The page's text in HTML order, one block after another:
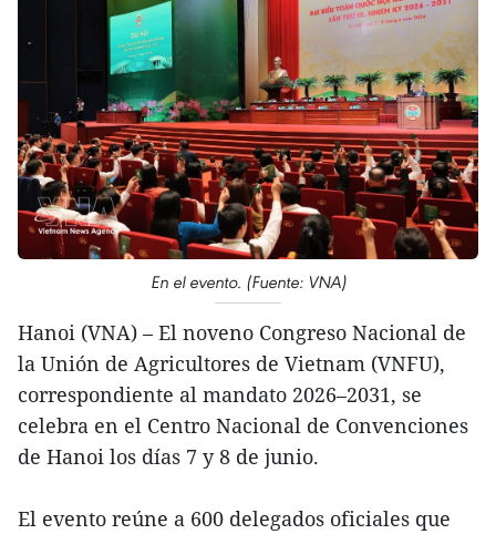
En el evento. (Fuente: VNA)
Hanoi (VNA) – El noveno Congreso Nacional de
la Unión de Agricultores de Vietnam (VNFU),
correspondiente al mandato 2026–2031, se
celebra en el Centro Nacional de Convenciones
de Hanoi los días 7 y 8 de junio.
El evento reúne a 600 delegados oficiales que